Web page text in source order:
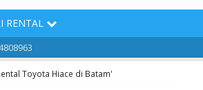
RENTAL
Toyota Hiace di Batam'